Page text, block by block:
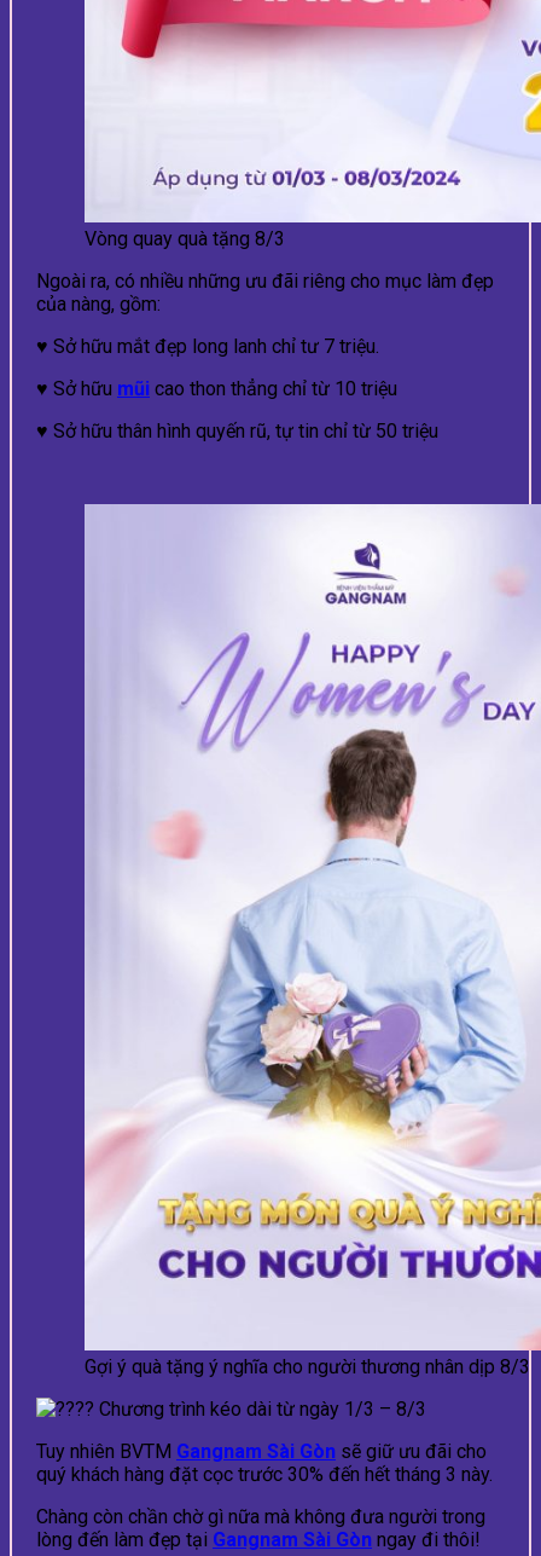
Vòng quay quà tặng 8/3
Ngoài ra, có nhiều những ưu đãi riêng cho mục làm đẹp
của nàng, gồm:
♥ Sở hữu mắt đẹp long lanh chỉ tư 7 triệu.
♥ Sở hữu mũi cao thon thẳng chỉ từ 10 triệu
♥ Sở hữu thân hình quyến rũ, tự tin chỉ từ 50 triệu
Gợi ý quà tặng ý nghĩa cho người thương nhân dịp 8/3
Chương trình kéo dài từ ngày 1/3 – 8/3
Tuy nhiên BVTM Gangnam Sài Gòn sẽ giữ ưu đãi cho
quý khách hàng đặt cọc trước 30% đến hết tháng 3 này.
Chàng còn chần chờ gì nữa mà không đưa người trong
lòng đến làm đẹp tại Gangnam Sài Gòn ngay đi thôi!